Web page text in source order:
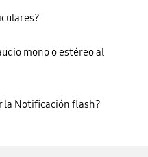
mono o estéreo al
la Notificación flash?